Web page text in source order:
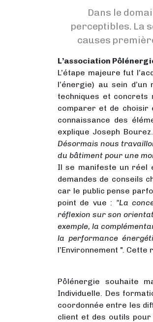
Dans le
perceptibles. La
causes
L’association
L’étape majeure fut
l’énergie) au sein
techniques et concrets
comparer et de choisir
connaissance des
explique Joseph Bourez.
Désormais nous
du bâtiment pour une
Il se manifeste un réel
demandes de conseils
car le public pense
point de vue : "La
réflexion sur son
exemple, la
la performance
l’Environnement ".
Pôlénergie souhaite
Individuelle. Des
coordonnée entre les
client et des outils pour